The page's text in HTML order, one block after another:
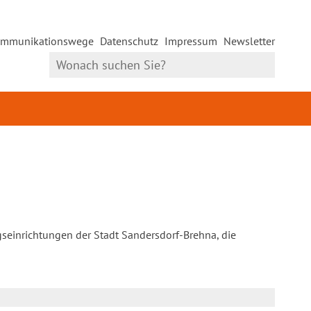
Datenschutz Impressum Newsletter
der Stadt Sandersdorf-Brehna, die